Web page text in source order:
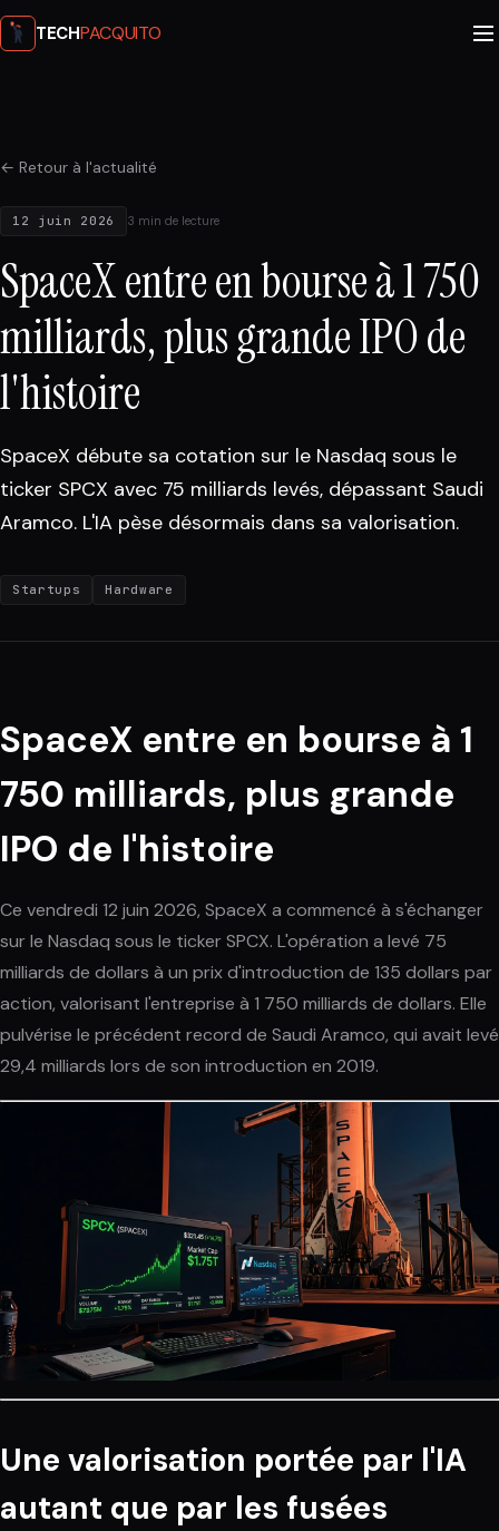
TECHPACQUITO
← Retour à l'actualité
12 juin 2026 3 min de lecture
SpaceX entre en bourse à 1 750
milliards, plus grande IPO de
l'histoire
SpaceX débute sa cotation sur le Nasdaq sous le
ticker SPCX avec 75 milliards levés, dépassant Saudi
Aramco. L'IA pèse désormais dans sa valorisation.
Startups Hardware
SpaceX entre en bourse à 1
750 milliards, plus grande
IPO de l'histoire
Ce vendredi 12 juin 2026, SpaceX a commencé à s'échanger
sur le Nasdaq sous le ticker SPCX. L'opération a levé 75
milliards de dollars à un prix d'introduction de 135 dollars par
action, valorisant l'entreprise à 1 750 milliards de dollars. Elle
pulvérise le précédent record de Saudi Aramco, qui avait levé
29,4 milliards lors de son introduction en 2019.
Une valorisation portée par l'IA
autant que par les fusées